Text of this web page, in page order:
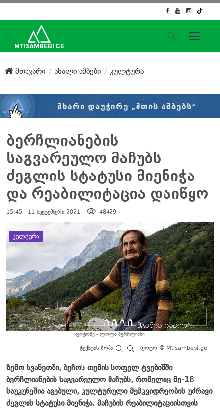
საიტის მენიუ
მთავარი
ქართული საქმე
კონტაქტი
სოციალური ქსელები
მთავარი ახალი ამბები კულტურა
ბერჩლიანების
საგვარეულო მაჩუბს
ძეგლის სტატუსი მიენიჭა
და რეაბილიტაცია დაიწყო
15:45 - 11 სექტემბერი 2021 48429
დატოვე კომენტარი
ᲙᲣᲚᲢᲣᲠᲐ
ფოტოზე - ლოლა ბერჩლიანი
ტექსტის ზომა ფოტო © Mtisambebi.ge
ზემო სვანეთში, ბეჩოს თემის სოფელ ტვებიშში
ბერჩლიანების საგვარეულო მაჩუბს, რომელიც მე-18
საუკუნეშია აგებული, კულტურული მემკვიდრეობის უძრავი
ძეგლის სტატუსი მიენიჭა. მაჩუბის რეაბილიტაციისთვის